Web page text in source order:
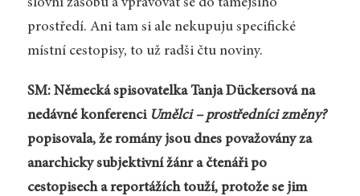
slovní zásobu a vpravovat se do tamějšího
prostředí. Ani tam si ale nekupuju specifické
místní cestopisy, to už radši čtu noviny.
SM: Německá spisovatelka Tanja Dückersová na
nedávné konferenci Umělci – prostředníci změny?
popisovala, že romány jsou dnes považovány za
anarchicky subjektivní žánr a čtenáři po
cestopisech a reportážích touží, protože se jim